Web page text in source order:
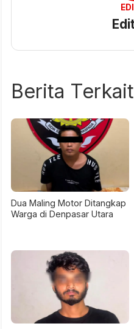
Berita Terkait
Dua Maling Motor Ditangkap
Warga di Denpasar Utara